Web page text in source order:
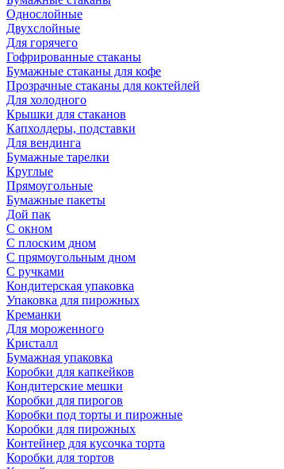
Однослойные
Двухслойные
Для горячего
Гофрированные стаканы
Бумажные стаканы для кофе
Прозрачные стаканы для коктейлей
Для холодного
Крышки для стаканов
Капхолдеры, подставки
Для вендинга
Бумажные тарелки
Круглые
Прямоугольные
Бумажные пакеты
Дой пак
С окном
С плоским дном
С прямоугольным дном
С ручками
Кондитерская упаковка
Упаковка для пирожных
Креманки
Для мороженного
Кристалл
Бумажная упаковка
Коробки для капкейков
Кондитерские мешки
Коробки для пирогов
Коробки под торты и пирожные
Коробки для пирожных
Контейнер для кусочка торта
Коробки для тортов